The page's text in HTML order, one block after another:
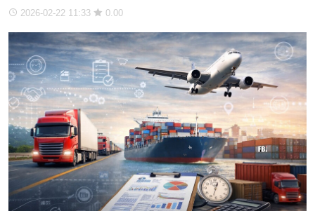
2026-02-22 11:33 0.00